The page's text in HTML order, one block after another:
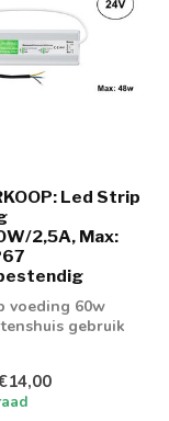
Led Strip
2,5A, Max:
voeding 60w
gebruik